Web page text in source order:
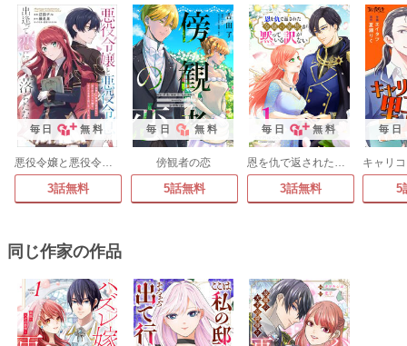
毎日 無料
悪役令嬢と悪役令息が、出逢って恋に落ちたなら ～名無しの精霊と契約して追い出された令嬢は、今日も令息と競い合っているようです～【分冊版】(コミック)
3話無料
毎日 無料
傍観者の恋
5話無料
毎日 無料
恩を仇で返された令嬢の家族が黙っている訳がない
3話無料
毎日
5
同じ作家の作品